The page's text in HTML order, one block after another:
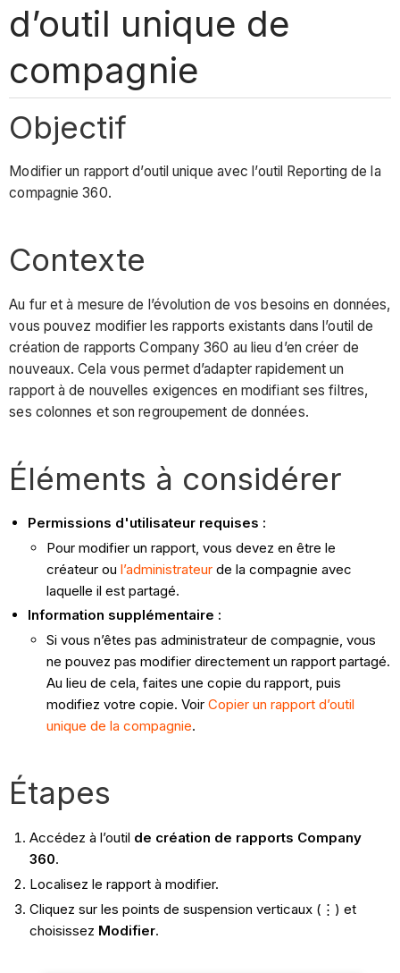
d’outil unique de
compagnie
Objectif
Modifier un rapport d’outil unique avec l’outil Reporting de la
compagnie 360.
Contexte
Au fur et à mesure de l’évolution de vos besoins en données,
vous pouvez modifier les rapports existants dans l’outil de
création de rapports Company 360 au lieu d’en créer de
nouveaux. Cela vous permet d’adapter rapidement un
rapport à de nouvelles exigences en modifiant ses filtres,
ses colonnes et son regroupement de données.
Éléments à considérer
Permissions d'utilisateur requises :
Pour modifier un rapport, vous devez en être le
créateur oul’administrateur de la compagnie avec
laquelle il est partagé.
Information supplémentaire :
Si vous n’êtes pas administrateur de compagnie, vous
ne pouvez pas modifier directement un rapport partagé.
Au lieu de cela, faites une copie du rapport, puis
modifiez votre copie. VoirCopier un rapport d’outil
unique de la compagnie.
Étapes
Accédez à l’outil de création de rapports Company
360.
Localisez le rapport à modifier.
Cliquez sur les points de suspension verticaux (⋮) et
choisissez Modifier.